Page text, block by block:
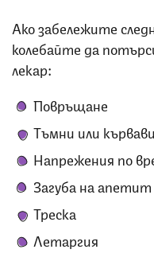
Ако забележите
колебайте да
лекар:
Повръщане
Тъмни или
Напрежения по
Загуба на апетит
Треска
Летаргия